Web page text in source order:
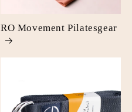
RO Movement Pilatesgear